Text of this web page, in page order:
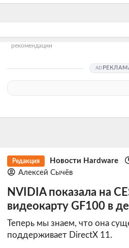
рекомендации
Редакция Новости Hardware
Алексей Сычёв
NVIDIA показала на
видеокарту GF100 в
Теперь мы знаем, что она
поддерживает DirectX 11.